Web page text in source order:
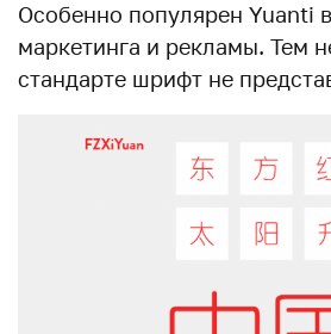
Особенно популярен Yuanti
маркетинга и рекламы. Тем
стандарте шрифт не